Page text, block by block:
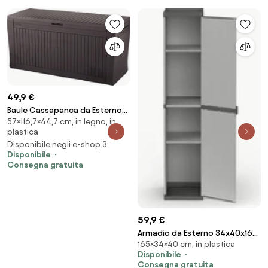
49,9 €
Baule Cassapanca da Esterno
116,7x57x44,7 cm in Resina
Effetto Legno Keter Comfy
Marrone...
57×116,7×44,7 cm, in legno, in
plastica
Disponibile negli e-shop 3
Disponibile
Consegna gratuita
59,9 €
Armadio da Esterno 34x40x165
cm 1 Anta 4 Ripiani in Resina
Grigio...
165×34×40 cm, in plastica
Disponibile
Consegna gratuita